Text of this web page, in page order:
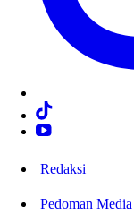
Redaksi
Pedoman